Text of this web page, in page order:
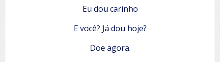
Eu dou carinho
E você? Já dou hoje?
Doe agora.